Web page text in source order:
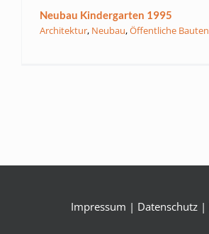
Neubau Kindergarten 1995
Architektur, Neubau,Öffentliche Bauten
Impressum | Datenschutz |